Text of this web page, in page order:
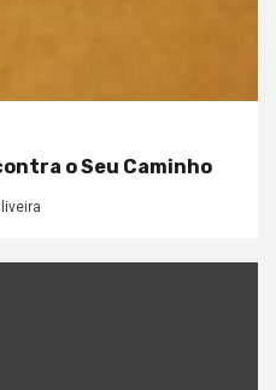
o Seu Caminho